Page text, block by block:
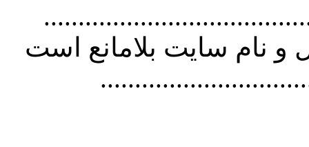
استفاده از
نام سايت بلامانع است